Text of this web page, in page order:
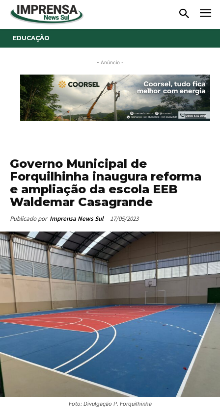
EDUCAÇÃO
- Anúncio -
Governo Municipal de
Forquilhinha inaugura reforma
e ampliação da escola EEB
Waldemar Casagrande
Publicado por Imprensa News Sul 17/05/2023
Foto: Divulgação P. Forquilhinha